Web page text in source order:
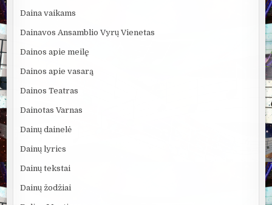
Daina vaikams
Dainavos Ansamblio Vyrų Vienetas
Dainos apie meilę
Dainos apie vasarą
Dainos Teatras
Dainotas Varnas
Dainų dainelė
Dainų lyrics
Dainų tekstai
Dainų žodžiai